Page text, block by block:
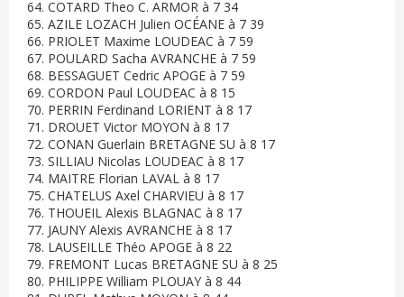
64. COTARD Theo C. ARMOR à 7 34
65. AZILE LOZACH Julien OCÉANE à 7 39
66. PRIOLET Maxime LOUDEAC à 7 59
67. POULARD Sacha AVRANCHE à 7 59
68. BESSAGUET Cedric APOGE à 7 59
69. CORDON Paul LOUDEAC à 8 15
70. PERRIN Ferdinand LORIENT à 8 17
71. DROUET Victor MOYON à 8 17
72. CONAN Guerlain BRETAGNE SU à 8 17
73. SILLIAU Nicolas LOUDEAC à 8 17
74. MAITRE Florian LAVAL à 8 17
75. CHATELUS Axel CHARVIEU à 8 17
76. THOUEIL Alexis BLAGNAC à 8 17
77. JAUNY Alexis AVRANCHE à 8 17
78. LAUSEILLE Théo APOGE à 8 22
79. FREMONT Lucas BRETAGNE SU à 8 25
80. PHILIPPE William PLOUAY à 8 44